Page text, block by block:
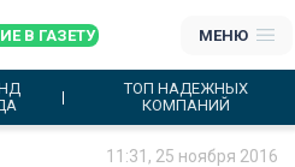
В ГАЗЕТУ МЕНЮ
ТОП НАДЕЖНЫХ
КОМПАНИЙ
11:31, 25 ноября 2016